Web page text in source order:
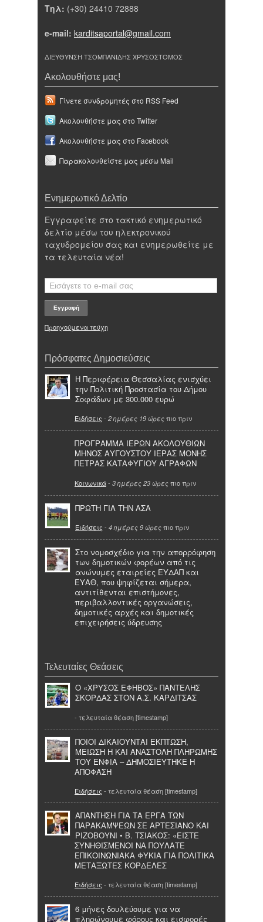
Τηλ: (+30) 24410 72888
e-mail: karditsaportal@gmail.com
ΔΙΕΥΘΥΝΣΗ ΤΣΟΜΠΑΝΙΔΗΣ ΧΡΥΣΟΣΤΟΜΟΣ
Ακολουθήστε μας!
Γίνετε συνδρομητές στο RSS Feed
Ακολουθήστε μας στο Twitter
Ακολουθήστε μας στο Facebook
Παρακολουθείστε μας μέσω Mail
Ενημερωτικό Δελτίο
Εγγραφείτε στο τακτικό ενημερωτικό
δελτίο μέσω του ηλεκτρονικού
ταχυδρομείου σας και ενημερωθείτε με
τα τελευταία νέα!
Προηγούμενα τεύχη
Πρόσφατες Δημοσιεύσεις
Η Περιφέρεια Θεσσαλίας ενισχύει
την Πολιτική Προστασία του Δήμου
Σοφάδων με 300.000 ευρώ
Ειδήσεις - 2 ημέρες 19 ώρες πιο πριν
ΠΡΟΓΡΑΜΜΑ ΙΕΡΩΝ ΑΚΟΛΟΥΘΙΩΝ
ΜΗΝΟΣ ΑΥΓΟΥΣΤΟΥ ΙΕΡΑΣ ΜΟΝΗΣ
ΠΕΤΡΑΣ ΚΑΤΑΦΥΓΙΟΥ ΑΓΡΑΦΩΝ
Κοινωνικά- 3 ημέρες 23 ώρες πιο πριν
ΠΡΩΤΗ ΓΙΑ ΤΗΝ ΑΣΑ
Ειδήσεις - 4 ημέρες 9 ώρες πιο πριν
Στο νομοσχέδιο για την απορρόφηση
των δημοτικών φορέων από τις
ανώνυμες εταιρείες ΕΥΔΑΠ και
ΕΥΑΘ, που ψηφίζεται σήμερα,
αντιτίθενται επιστήμονες,
περιβαλλοντικές οργανώσεις,
δημοτικές αρχές και δημοτικές
επιχειρήσεις ύδρευσης
Τελευταίες Θεάσεις
Ο «ΧΡΥΣΟΣ ΕΦΗΒΟΣ» ΠΑΝΤΕΛΗΣ
ΣΚΟΡΔΑΣ ΣΤΟΝ Α.Σ. ΚΑΡΔΙΤΣΑΣ
- τελευταία θέαση [timestamp]
ΠΟΙΟΙ ΔΙΚΑΙΟΥΝΤΑΙ ΕΚΠΤΩΣΗ,
ΜΕΙΩΣΗ Η ΚΑΙ ΑΝΑΣΤΟΛΗ ΠΛΗΡΩΜΗΣ
ΤΟΥ ΕΝΦΙΑ – ΔΗΜΟΣΙΕΥΤΗΚΕ Η
ΑΠΟΦΑΣΗ
Ειδήσεις - τελευταία θέαση [timestamp]
ΑΠΑΝΤΗΣΗ ΓΙΑ ΤΑ ΕΡΓΑ ΤΩΝ
ΠΑΡΑΚΑΜΨΕΩΝ ΣΕ ΑΡΤΕΣΙΑΝΟ ΚΑΙ
ΡΙΖΟΒΟΥΝΙ • Β. ΤΣΙΑΚΟΣ: «ΕΙΣΤΕ
ΣΥΝΗΘΙΣΜΕΝΟΙ ΝΑ ΠΟΥΛΑΤΕ
ΕΠΙΚΟΙΝΩΝΙΑΚΑ ΦΥΚΙΑ ΓΙΑ ΠΟΛΙΤΙΚΑ
ΜΕΤΑΞΩΤΕΣ ΚΟΡΔΕΛΕΣ
Ειδήσεις - τελευταία θέαση [timestamp]
6 μήνες δουλεύουμε για να
πληρώνουμε φόρους και εισφορές